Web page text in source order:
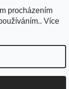
procházením
Více
práva vyhrazena.